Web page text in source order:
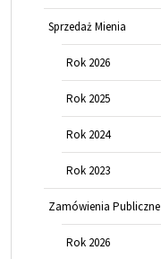
Sprzedaż Mienia
Rok 2026
Rok 2025
Rok 2024
Rok 2023
Zamówienia Publiczne
Rok 2026